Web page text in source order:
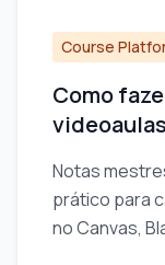
Course
Como
Notas
prático para
no Canvas,